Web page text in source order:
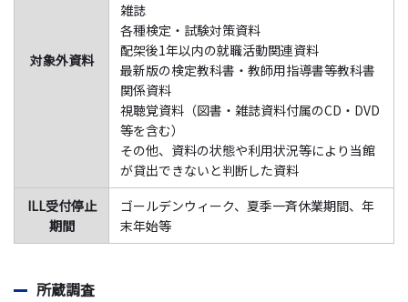
対象外資料
雑誌
各種検定・試験対策資料
配架後1年以内の就職活動関連資料
最新版の検定教科書・教師用指導書等教科書
関係資料
視聴覚資料（図書・雑誌資料付属のCD・DVD
等を含む）
その他、資料の状態や利用状況等により当館
が貸出できないと判断した資料
ILL受付停止
期間
ゴールデンウィーク、夏季一斉休業期間、年
末年始等
所蔵調査